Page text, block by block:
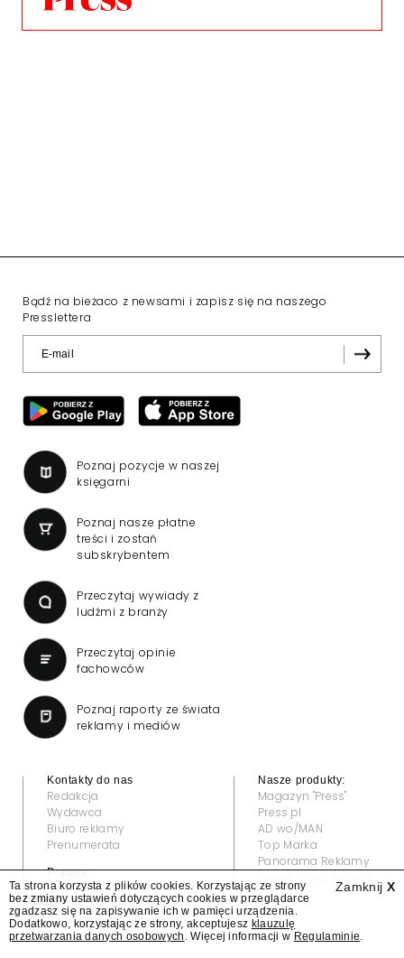
Bądź na bieżaco z newsami i zapisz się na naszego
Presslettera
Poznaj pozycje w naszej
księgarni
Poznaj nasze płatne
treści i zostań
subskrybentem
Przeczytaj wywiady z
ludźmi z branży
Przeczytaj opinie
fachowców
Poznaj raporty ze świata
reklamy i mediów
Kontakty do nas
Redakcja
Wydawca
Biuro reklamy
Prenumerata
Prawne:
Regulamin
Klauzula informacyjna
Nasze produkty:
Magazyn "Press"
Press.pl
AD wo/MAN
Top Marka
Panorama Reklamy
© 2022 — All rights reserved
Zamknij X
Ta strona korzysta z plików cookies. Korzystając ze strony
bez zmiany ustawień dotyczących cookies w przeglądarce
zgadzasz się na zapisywanie ich w pamięci urządzenia.
Dodatkowo, korzystając ze strony, akceptujesz klauzulę
przetwarzania danych osobowych . Więcej informacji w Regulaminie.